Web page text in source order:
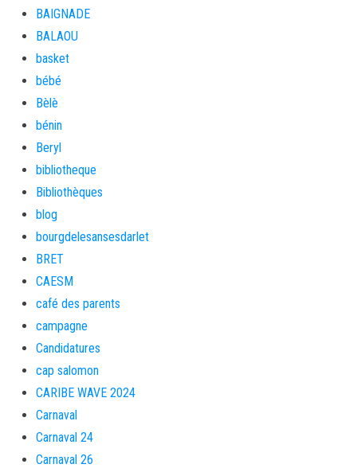
BAIGNADE
BALAOU
basket
bébé
Bèlè
bénin
Beryl
bibliotheque
Bibliothèques
blog
bourgdelesansesdarlet
BRET
CAESM
café des parents
campagne
Candidatures
cap salomon
CARIBE WAVE 2024
Carnaval
Carnaval 24
Carnaval 26